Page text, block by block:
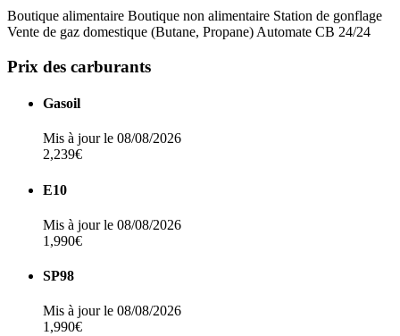
Boutique alimentaire Boutique non alimentaire Station de gonflage
Vente de gaz domestique (Butane, Propane) Automate CB 24/24
Prix des carburants
Gasoil
Mis à jour le 08/08/2026
2,239€
E10
Mis à jour le 08/08/2026
1,990€
SP98
Mis à jour le 08/08/2026
1,990€